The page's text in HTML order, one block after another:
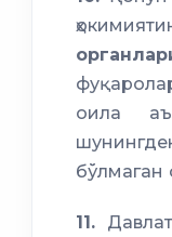
оила
бўлмаган
11.